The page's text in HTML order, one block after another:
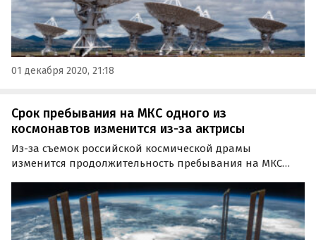
01 декабря 2020, 21:18
Срок пребывания на МКС одного из
космонавтов изменится из-за актрисы
Из-за съемок российской космической драмы
изменится продолжительность пребывания на МКС
экспедицию в апреле 2021 года. Об этом сообщил
академик РАК Александр Железняков.